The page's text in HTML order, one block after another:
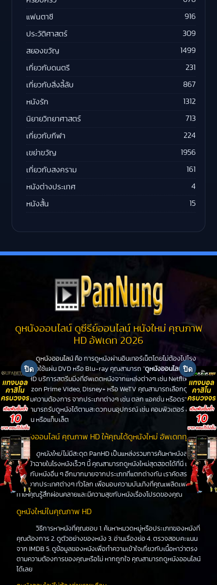
แฟนตาซี 916
ประวัติศาสตร์ 309
สยองขวัญ 1499
เกี่ยวกับดนตรี 231
เกี่ยวกับสิ่งลี้ลับ 867
หนังรัก 1312
นิยายวิทยาศาสตร์ 713
เกี่ยวกับกีฬา 224
เขย่าขวัญ 1956
เกี่ยวกับสงคราม 161
หนังต่างประเทศ 4
หนังสั้น 15
ดูหนังออนไลน์ ดูซีรีย์ออนไลน์ หนังใหม่ คุณภาพ
HD อัพเดท 2026
ดูหนังออนไลน์ คือ การดูหนังผ่านอินเทอร์เน็ตโดยไม่ต้องไปโรง
หนังหรือใช้แผ่น DVD หรือ Blu-ray คุณสามารถ "ดูหนังออนไลน์ " ได้ที่
PanHD บริการสตรีมมิ่งที่อัพเดตหนังจากแหล่งต่างๆ เช่น Netflix,
Amazon Prime Video, Disney+ หรือ WeTV คุณสามารถเลือกดูหนัง
ได้ตามความต้องการ จากประเภทต่างๆ เช่น ตลก แอคชั่น หรือดราม่า
คุณสามารถรับดูหนังได้ตามสะดวกบนอุปกรณ์ เช่น คอมพิวเตอร์ สมา
ร์ทโฟน หรือแท็บเล็ต
ดูหนังออนไลน์ คุณภาพ HD ให้คุณได้ดูหนังใหม่ อัพเดททุกวัน
ดูหนังใหม่ไม่มีสะดุด PanHD เป็นแหล่งรวมการค้นหาหนังล่าสุด
ที่จะเข้าฉายในโรงหนังเร็วๆ นี้ คุณสามารถดูหนังใหม่สุดฮอตได้ที่นี่ เช่น
เดียวกับหนังอื่น ๆ อีกมากมายจากประเภทที่แตกต่างกัน เราคัดสรร
หนังจากประเทศต่างๆ ทั่วโลก เพื่อมอบความบันเทิงที่คุณเพลิดเพลิน
ทำให้คุณรู้สึกผ่อนคลายและมีความสุขกับหนังเรื่องโปรดของคุณ
ดูหนังใหม่ในคุณภาพ HD
วิธีการหาหนังที่คุณชอบ 1. ค้นหาหมวดหมู่หรือประเภทของหนังที่
คุณต้องการ 2. ดูตัวอย่างของหนัง 3. อ่านเรื่องย่อ 4. ตรวจสอบคะแนน
จาก IMDB 5. ดูข้อมูลของหนังเพื่อทำความเข้าใจเกี่ยวกับเนื้อหาว่าตรง
ตามความต้องการของคุณหรือไม่ หากถูกใจ คุณสามารถดูหนังออนไลน์
ได้เลย